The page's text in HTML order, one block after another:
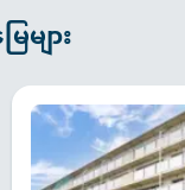
များ